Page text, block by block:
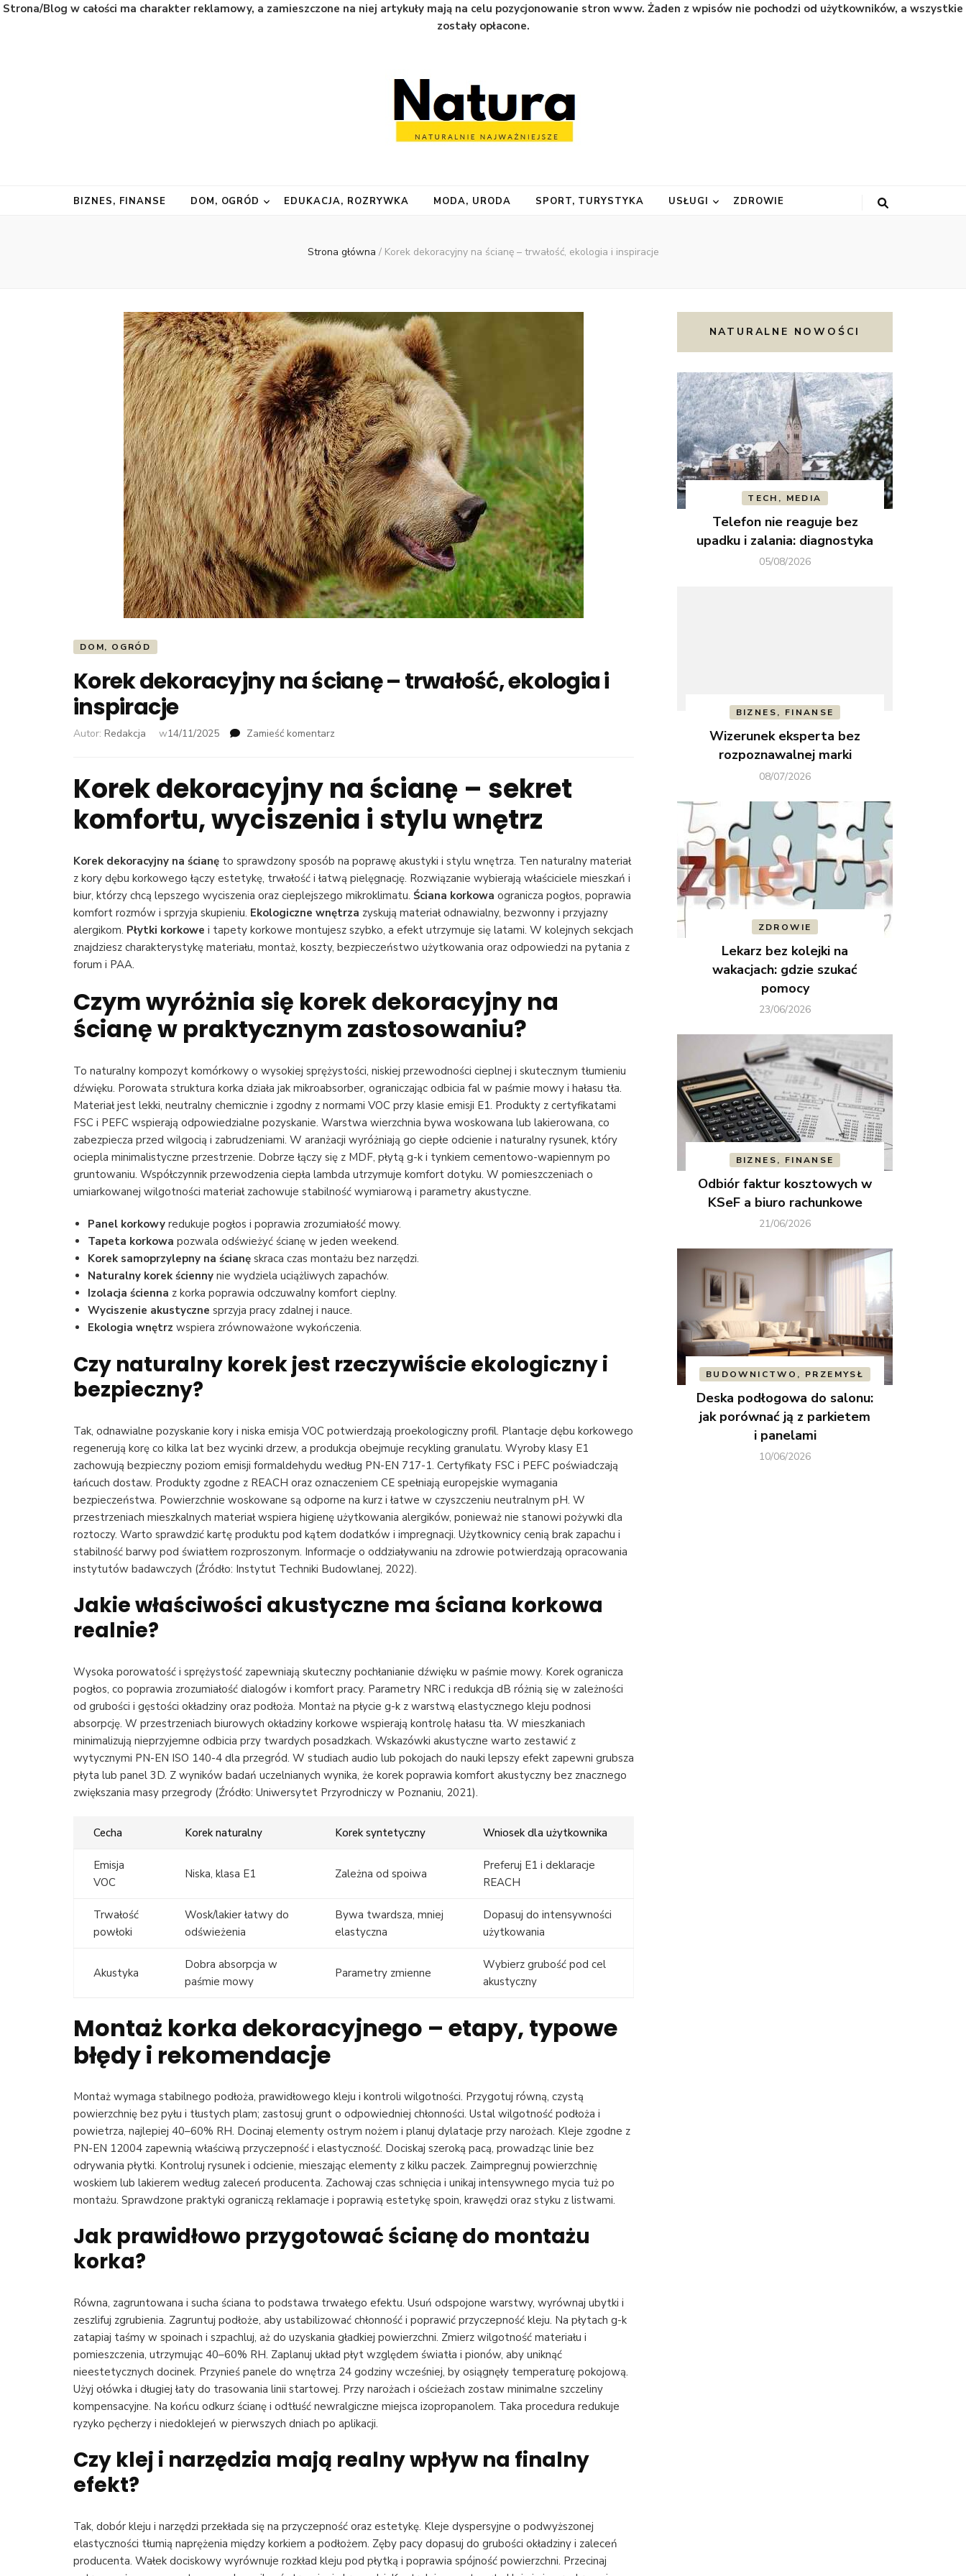
Strona/Blog w całości ma charakter reklamowy, a zamieszczone na niej artykuły mają na celu pozycjonowanie stron www. Żaden z wpisów nie pochodzi od użytkowników, a wszystkie
zostały opłacone.
BIZNES, FINANSE DOM, OGRÓD EDUKACJA, ROZRYWKA MODA, URODA SPORT, TURYSTYKA USŁUGI ZDROWIE
Strona główna / Korek dekoracyjny na ścianę – trwałość, ekologia i inspiracje
DOM, OGRÓD
Korek dekoracyjny na ścianę – trwałość, ekologia i
inspiracje
Autor: Redakcja w14/11/2025 Zamieść komentarz
dekoracyjny
na
ścianę
inspiracje
Korek dekoracyjny na ścianę – sekret
komfortu, wyciszenia i stylu wnętrz
Korek dekoracyjny na ścianę to sprawdzony sposób na poprawę akustyki i stylu wnętrza. Ten naturalny materiał
z kory dębu korkowego łączy estetykę, trwałość i łatwą pielęgnację. Rozwiązanie wybierają właściciele mieszkań i
biur, którzy chcą lepszego wyciszenia oraz cieplejszego mikroklimatu. Ściana korkowa ogranicza pogłos, poprawia
komfort rozmów i sprzyja skupieniu. Ekologiczne wnętrza zyskują materiał odnawialny, bezwonny i przyjazny
alergikom. Płytki korkowe i tapety korkowe montujesz szybko, a efekt utrzymuje się latami. W kolejnych sekcjach
znajdziesz charakterystykę materiału, montaż, koszty, bezpieczeństwo użytkowania oraz odpowiedzi na pytania z
forum i PAA.
Czym wyróżnia się korek dekoracyjny na
ścianęw praktycznym zastosowaniu?
To naturalny kompozyt komórkowy o wysokiej sprężystości, niskiej przewodności cieplnej i skutecznym tłumieniu
dźwięku. Porowata struktura korka działa jak mikroabsorber, ograniczając odbicia fal w paśmie mowy i hałasu tła.
Materiał jest lekki, neutralny chemicznie i zgodny z normami VOC przy klasie emisji E1. Produkty z certyfikatami
FSC i PEFC wspierają odpowiedzialne pozyskanie. Warstwa wierzchnia bywa woskowana lub lakierowana, co
zabezpiecza przed wilgocią i zabrudzeniami. W aranżacji wyróżniają go ciepłe odcienie i naturalny rysunek, który
ociepla minimalistyczne przestrzenie. Dobrze łączy się z MDF, płytą g-k i tynkiem cementowo-wapiennym po
gruntowaniu. Współczynnik przewodzenia ciepła lambda utrzymuje komfort dotyku. W pomieszczeniach o
umiarkowanej wilgotności materiał zachowuje stabilność wymiarową i parametry akustyczne.
Panel korkowy redukuje pogłos i poprawia zrozumiałość mowy.
Tapeta korkowa pozwala odświeżyć ścianę w jeden weekend.
Korek samoprzylepny na ścianę skraca czas montażu bez narzędzi.
Naturalny korek ścienny nie wydziela uciążliwych zapachów.
Izolacja ścienna z korka poprawia odczuwalny komfort cieplny.
Wyciszenie akustyczne sprzyja pracy zdalnej i nauce.
Ekologia wnętrz wspiera zrównoważone wykończenia.
Czy naturalny korek jest rzeczywiście ekologiczny i
bezpieczny?
Tak, odnawialne pozyskanie kory i niska emisja VOC potwierdzają proekologiczny profil. Plantacje dębu korkowego
regenerują korę co kilka lat bez wycinki drzew, a produkcja obejmuje recykling granulatu. Wyroby klasy E1
zachowują bezpieczny poziom emisji formaldehydu według PN-EN 717-1. Certyfikaty FSC i PEFC poświadczają
łańcuch dostaw. Produkty zgodne z REACH oraz oznaczeniem CE spełniają europejskie wymagania
bezpieczeństwa. Powierzchnie woskowane są odporne na kurz i łatwe w czyszczeniu neutralnym pH. W
przestrzeniach mieszkalnych materiał wspiera higienę użytkowania alergików, ponieważ nie stanowi pożywki dla
roztoczy. Warto sprawdzić kartę produktu pod kątem dodatków i impregnacji. Użytkownicy cenią brak zapachu i
stabilność barwy pod światłem rozproszonym. Informacje o oddziaływaniu na zdrowie potwierdzają opracowania
instytutów badawczych (Źródło: Instytut Techniki Budowlanej, 2022).
Jakie właściwości akustyczne ma ściana korkowa
realnie?
Wysoka porowatość i sprężystość zapewniają skuteczny pochłanianie dźwięku w paśmie mowy. Korek ogranicza
pogłos, co poprawia zrozumiałość dialogów i komfort pracy. Parametry NRC i redukcja dB różnią się w zależności
od grubości i gęstości okładziny oraz podłoża. Montaż na płycie g-k z warstwą elastycznego kleju podnosi
absorpcję. W przestrzeniach biurowych okładziny korkowe wspierają kontrolę hałasu tła. W mieszkaniach
minimalizują nieprzyjemne odbicia przy twardych posadzkach. Wskazówki akustyczne warto zestawić z
wytycznymi PN-EN ISO 140-4 dla przegród. W studiach audio lub pokojach do nauki lepszy efekt zapewni grubsza
płyta lub panel 3D. Z wyników badań uczelnianych wynika, że korek poprawia komfort akustyczny bez znacznego
zwiększania masy przegrody (Źródło: Uniwersytet Przyrodniczy w Poznaniu, 2021).
Cecha Korek naturalny Korek syntetyczny Wniosek dla użytkownika
Emisja
VOC
Niska, klasa E1 Zależna od spoiwa
Preferuj E1 i deklaracje
REACH
Trwałość
powłoki
Wosk/lakier łatwy do
odświeżenia
Bywa twardsza, mniej
elastyczna
Dopasuj do intensywności
użytkowania
Akustyka
Dobra absorpcja w
paśmie mowy
Parametry zmienne
Wybierz grubość pod cel
akustyczny
Montaż korka dekoracyjnego – etapy, typowe
błędy i rekomendacje
Montaż wymaga stabilnego podłoża, prawidłowego kleju i kontroli wilgotności. Przygotuj równą, czystą
powierzchnię bez pyłu i tłustych plam; zastosuj grunt o odpowiedniej chłonności. Ustal wilgotność podłoża i
powietrza, najlepiej 40–60% RH. Docinaj elementy ostrym nożem i planuj dylatacje przy narożach. Kleje zgodne z
PN-EN 12004 zapewnią właściwą przyczepność i elastyczność. Dociskaj szeroką pacą, prowadząc linie bez
odrywania płytki. Kontroluj rysunek i odcienie, mieszając elementy z kilku paczek. Zaimpregnuj powierzchnię
woskiem lub lakierem według zaleceń producenta. Zachowaj czas schnięcia i unikaj intensywnego mycia tuż po
montażu. Sprawdzone praktyki ograniczą reklamacje i poprawią estetykę spoin, krawędzi oraz styku z listwami.
Jak prawidłowo przygotować ścianę do montażu
korka?
Równa, zagruntowana i sucha ściana to podstawa trwałego efektu. Usuń odspojone warstwy, wyrównaj ubytki i
zeszlifuj zgrubienia. Zagruntuj podłoże, aby ustabilizować chłonność i poprawić przyczepność kleju. Na płytach g-k
zatapiaj taśmy w spoinach i szpachluj, aż do uzyskania gładkiej powierzchni. Zmierz wilgotność materiału i
pomieszczenia, utrzymując 40–60% RH. Zaplanuj układ płyt względem światła i pionów, aby uniknąć
nieestetycznych docinek. Przynieś panele do wnętrza 24 godziny wcześniej, by osiągnęły temperaturę pokojową.
Użyj ołówka i długiej łaty do trasowania linii startowej. Przy narożach i ościeżach zostaw minimalne szczeliny
kompensacyjne. Na końcu odkurz ścianę i odtłuść newralgiczne miejsca izopropanolem. Taka procedura redukuje
ryzyko pęcherzy i niedoklejeń w pierwszych dniach po aplikacji.
Czy klej i narzędzia mają realny wpływ na finalny
efekt?
Tak, dobór kleju i narzędzi przekłada się na przyczepność oraz estetykę. Kleje dyspersyjne o podwyższonej
elastyczności tłumią naprężenia między korkiem a podłożem. Zęby pacy dopasuj do grubości okładziny i zaleceń
producenta. Wałek dociskowy wyrównuje rozkład kleju pod płytką i poprawia spójność powierzchni. Przecinaj
NATURALNE NOWOŚCI
TECH, MEDIA
Telefon nie reaguje bez
upadku i zalania: diagnostyka
05/08/2026
BIZNES, FINANSE
Wizerunek eksperta bez
rozpoznawalnej marki
08/07/2026
ZDROWIE
Lekarz bez kolejki na
wakacjach: gdzie szukać
pomocy
23/06/2026
BIZNES, FINANSE
Odbiór faktur kosztowych w
KSeF a biuro rachunkowe
21/06/2026
BUDOWNICTWO, PRZEMYSŁ
Deska podłogowa do salonu:
jak porównać ją z parkietem
i panelami
10/06/2026